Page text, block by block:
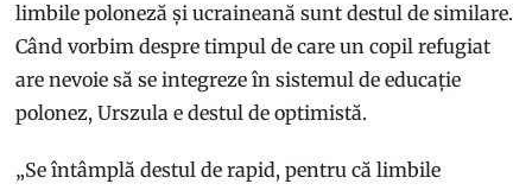
limbile poloneză și ucraineană sunt destul de similare.
Când vorbim despre timpul de care un copil refugiat
are nevoie să se integreze în sistemul de educație
polonez, Urszula e destul de optimistă.
„Se întâmplă destul de rapid, pentru că limbile